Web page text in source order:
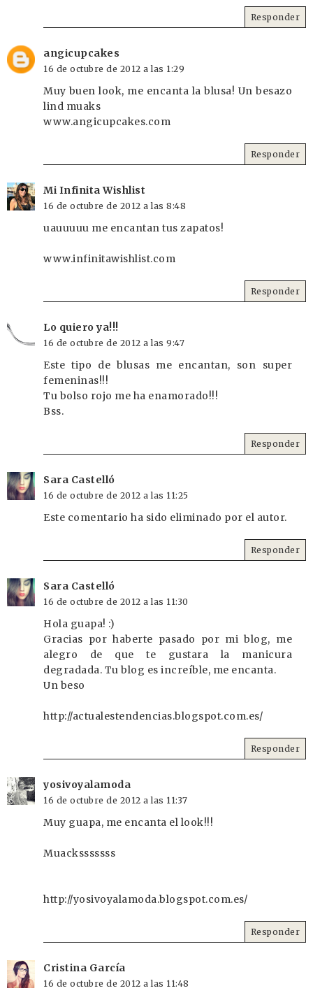
Responder
angicupcakes
16 de octubre de 2012 a las 1:29
Muy buen look, me encanta la blusa! Un besazo
lind muaks
www.angicupcakes.com
Responder
Mi Infinita Wishlist
16 de octubre de 2012 a las 8:48
uauuuuu me encantan tus zapatos!
www.infinitawishlist.com
Responder
Lo quiero ya!!!
16 de octubre de 2012 a las 9:47
Este tipo de blusas me encantan, son super
femeninas!!!
Tu bolso rojo me ha enamorado!!!
Bss.
Responder
Sara Castelló
16 de octubre de 2012 a las 11:25
Este comentario ha sido eliminado por el autor.
Responder
Sara Castelló
16 de octubre de 2012 a las 11:30
Hola guapa! :)
Gracias por haberte pasado por mi blog, me
alegro de que te gustara la manicura
degradada. Tu blog es increíble, me encanta.
Un beso
http://actualestendencias.blogspot.com.es/
Responder
yosivoyalamoda
16 de octubre de 2012 a las 11:37
Muy guapa, me encanta el look!!!
Muacksssssss
http://yosivoyalamoda.blogspot.com.es/
Responder
Cristina García
16 de octubre de 2012 a las 11:48